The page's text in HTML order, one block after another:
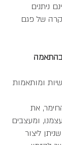
ניתנים
של פגם
ומותאמות
את
ומעצבים
ליצור